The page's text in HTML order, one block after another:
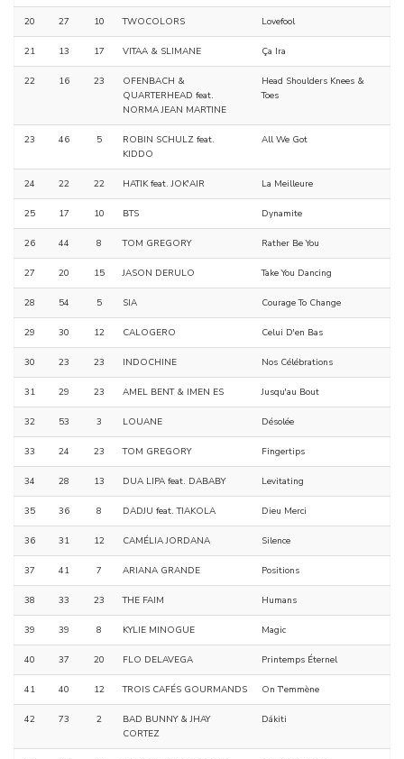
20 27 10 TWOCOLORS Lovefool
21 13 17 VITAA & SLIMANE Ça Ira
22 16 23
OFENBACH &
QUARTERHEAD feat.
NORMA JEAN MARTINE
Head Shoulders Knees &
Toes
23 46 5
ROBIN SCHULZ feat.
KIDDO
All We Got
24 22 22 HATIK feat. JOK'AIR La Meilleure
25 17 10 BTS Dynamite
26 44 8 TOM GREGORY Rather Be You
27 20 15 JASON DERULO Take You Dancing
28 54 5 SIA Courage To Change
29 30 12 CALOGERO Celui D'en Bas
30 23 23 INDOCHINE Nos Célébrations
31 29 23 AMEL BENT & IMEN ES Jusqu'au Bout
32 53 3 LOUANE Désolée
33 24 23 TOM GREGORY Fingertips
34 28 13 DUA LIPA feat. DABABY Levitating
35 36 8 DADJU feat. TIAKOLA Dieu Merci
36 31 12 CAMÉLIA JORDANA Silence
37 41 7 ARIANA GRANDE Positions
38 33 23 THE FAIM Humans
39 39 8 KYLIE MINOGUE Magic
40 37 20 FLO DELAVEGA Printemps Éternel
41 40 12 TROIS CAFÉS GOURMANDS On T'emmène
42 73 2
BAD BUNNY & JHAY
CORTEZ
Dákiti